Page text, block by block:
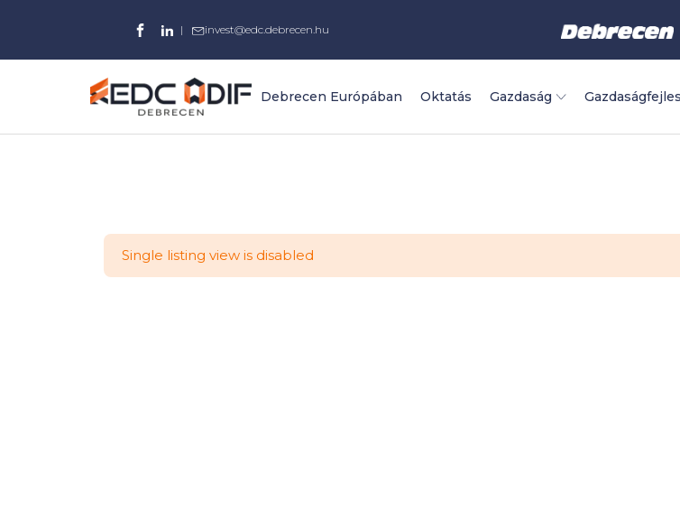
| invest@edc.debrecen.hu
Debrecen Európában Oktatás Gazdaság
Single listing view is disabled